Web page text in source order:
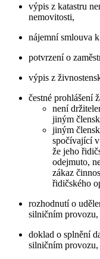
výpis z katastru
nemovitosti,
nájemní smlouva
potvrzení o
výpis z
čestné prohlášení
není
jiným
jiným
spočívající
že jeho
odejmuto,
zákaz
řidičského
rozhodnutí o
silničním
doklad o splnění
silničním provozu,